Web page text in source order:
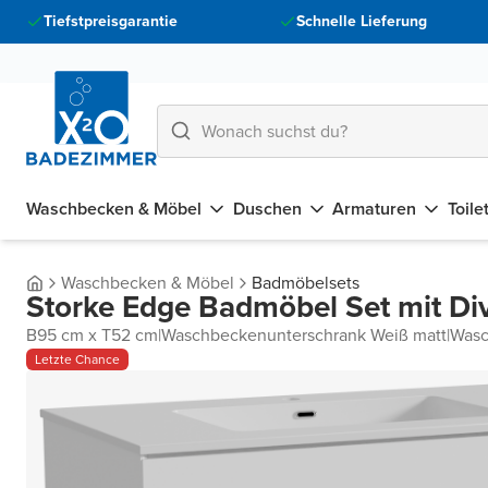
Tiefstpreisgarantie Schnelle Lieferung
Waschbecken & Möbel Duschen Armaturen
Waschbecken & Möbel Badmöbelsets
Storke Edge Badmöbel Set mit
B95 cm x T52 cm|Waschbeckenunterschrank Weiß matt|
Letzte Chance